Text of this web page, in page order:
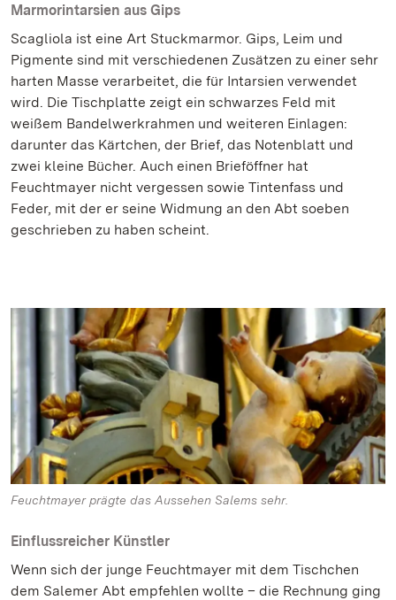
Marmorintarsien aus Gips
Scagliola ist eine Art Stuckmarmor. Gips, Leim und
Pigmente sind mit verschiedenen Zusätzen zu einer sehr
harten Masse verarbeitet, die für Intarsien verwendet
wird. Die Tischplatte zeigt ein schwarzes Feld mit
weißem Bandelwerkrahmen und weiteren Einlagen:
darunter das Kärtchen, der Brief, das Notenblatt und
zwei kleine Bücher. Auch einen Brieföffner hat
Feuchtmayer nicht vergessen sowie Tintenfass und
Feder, mit der er seine Widmung an den Abt soeben
geschrieben zu haben scheint.
Feuchtmayer prägte das Aussehen Salems sehr.
Einflussreicher Künstler
Wenn sich der junge Feuchtmayer mit dem Tischchen
dem Salemer Abt empfehlen wollte – die Rechnung ging